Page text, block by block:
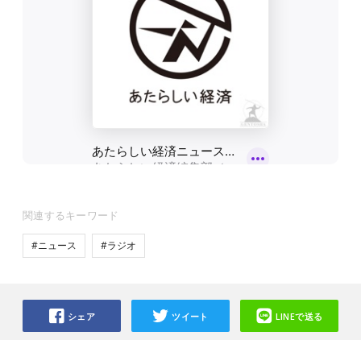
関連するキーワード
#ニュース #ラジオ
シェア ツイート LINEで送る